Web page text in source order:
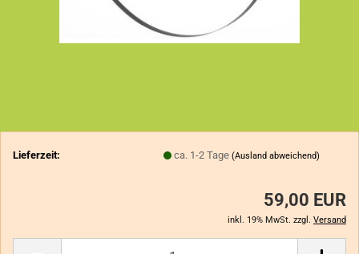
Lieferzeit: ca. 1-2 Tage(Ausland abweichend)
59,00 EUR
inkl. 19% MwSt. zzgl. Versand